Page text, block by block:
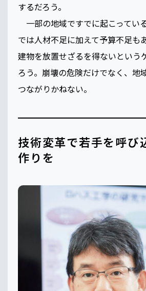
するだろう。
一部の地域ですでに起こってい
では人材不足に加えて予算不足も
建物を放置せざるを得ないという
ろう。崩壊の危険だけでなく、地
つながりかねない。
技術変革で若手を呼び
作りを